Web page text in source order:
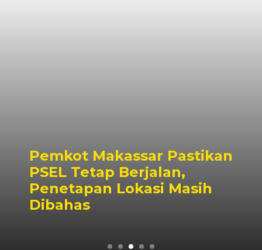
Pemkot Makassar Pastikan
PSEL Tetap Berjalan,
Penetapan Lokasi Masih
Dibahas